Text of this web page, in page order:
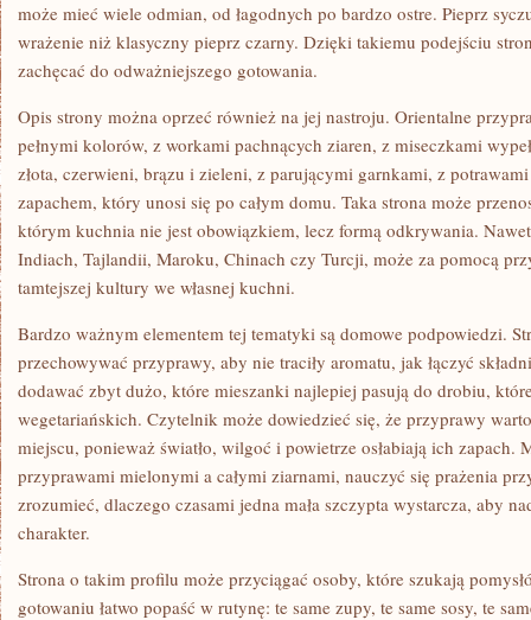
może mieć wiele odmian, od łagodnych po bardzo ostre. Pieprz
wrażenie niż klasyczny pieprz czarny. Dzięki takiemu podejściu
zachęcać do odważniejszego gotowania.
Opis strony można oprzeć również na jej nastroju. Orientalne
pełnymi kolorów, z workami pachnących ziaren, z miseczkami
złota, czerwieni, brązu i zieleni, z parującymi garnkami, z
zapachem, który unosi się po całym domu. Taka strona może
którym kuchnia nie jest obowiązkiem, lecz formą odkrywania.
Indiach, Tajlandii, Maroku, Chinach czy Turcji, może za pomocą
tamtejszej kultury we własnej kuchni.
Bardzo ważnym elementem tej tematyki są domowe podpowiedzi.
przechowywać przyprawy, aby nie traciły aromatu, jak łączyć
dodawać zbyt dużo, które mieszanki najlepiej pasują do drobiu,
wegetariańskich. Czytelnik może dowiedzieć się, że przyprawy
miejscu, ponieważ światło, wilgoć i powietrze osłabiają ich zapach.
przyprawami mielonymi a całymi ziarnami, nauczyć się prażenia
zrozumieć, dlaczego czasami jedna mała szczypta wystarcza, aby
charakter.
Strona o takim profilu może przyciągać osoby, które szukają
gotowaniu łatwo popaść w rutynę: te same zupy, te same sosy, te